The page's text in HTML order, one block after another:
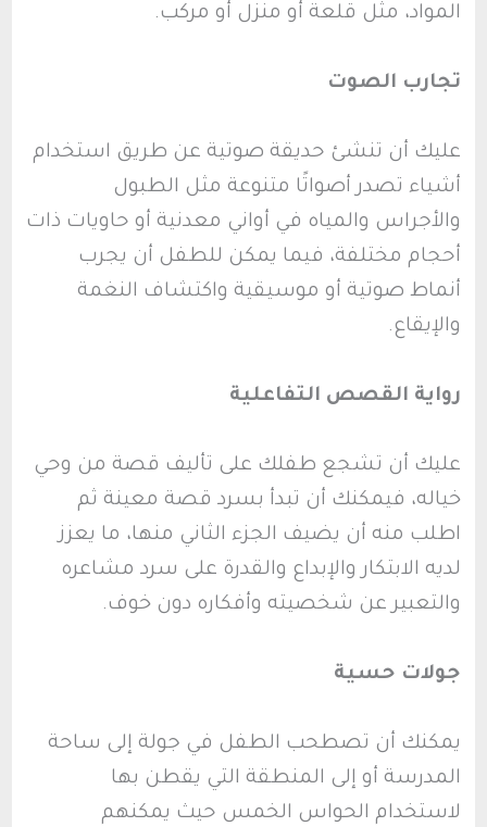
المواد، مثل قلعة أو منزل أو مركب.
تجارب الصوت
عليك أن تنشئ حديقة صوتية عن طريق استخدام
أشياء تصدر أصواتًا متنوعة مثل الطبول
والأجراس والمياه في أواني معدنية أو حاويات ذات
أحجام مختلفة، فيما يمكن للطفل أن يجرب
أنماط صوتية أو موسيقية واكتشاف النغمة
والإيقاع.
رواية القصص التفاعلية
عليك أن تشجع طفلك على تأليف قصة من وحي
خياله، فيمكنك أن تبدأ بسرد قصة معينة ثم
اطلب منه أن يضيف الجزء الثاني منها، ما يعزز
لديه الابتكار والإبداع والقدرة على سرد مشاعره
والتعبير عن شخصيته وأفكاره دون خوف.
جولات حسية
يمكنك أن تصطحب الطفل في جولة إلى ساحة
المدرسة أو إلى المنطقة التي يقطن بها
لاستخدام الحواس الخمس حيث يمكنهم